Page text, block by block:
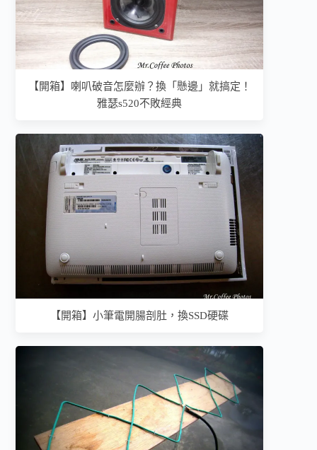
【開箱】喇叭破音怎麼辦？換「懸邊」就搞定！
雅瑟s520不敗經典
【開箱】小筆電開腸剖肚，換SSD硬碟